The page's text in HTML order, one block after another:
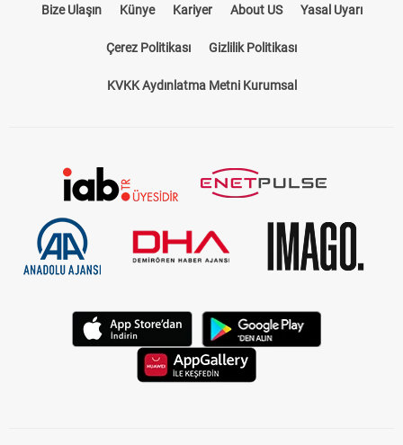
Bize Ulaşın Künye Kariyer About US Yasal Uyarı
Çerez Politikası Gizlilik Politikası
KVKK Aydınlatma Metni Kurumsal